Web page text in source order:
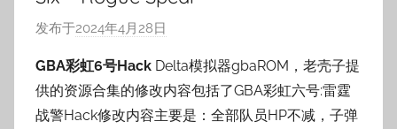
发布于2024年4月28日
:
老
壳
GBA彩虹6号Hack Delta模拟器gbaROM，老壳子提
供的资源合集的修改内容包括了GBA彩虹六号:雷霆
战警Hack修改内容主要是：全部队员HP不减，子弹